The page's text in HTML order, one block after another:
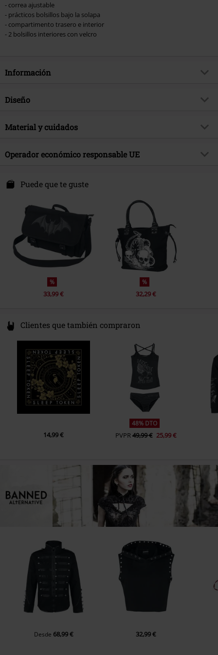
- correa ajustable
- prácticos bolsillos bajo la solapa
- compartimento trasero e interior
- 2 bolsillos interiores con velcro
Información
Artículo no.
Brand
Punk
Sexo
Diseño
Tipo de producto
Color
Negro
Material y cuidados
Material Externo 100% algodón
Operador económico responsable UE
ul. Wroclawska 31
info@bannedapparel.eu
Puede que te guste
%
33,99 €
%
32,29 €
Clientes que también compraron
14,99 €
48% DTO
PVPR49,99 € 25,99 €
Desde 68,99 € 32,99 €